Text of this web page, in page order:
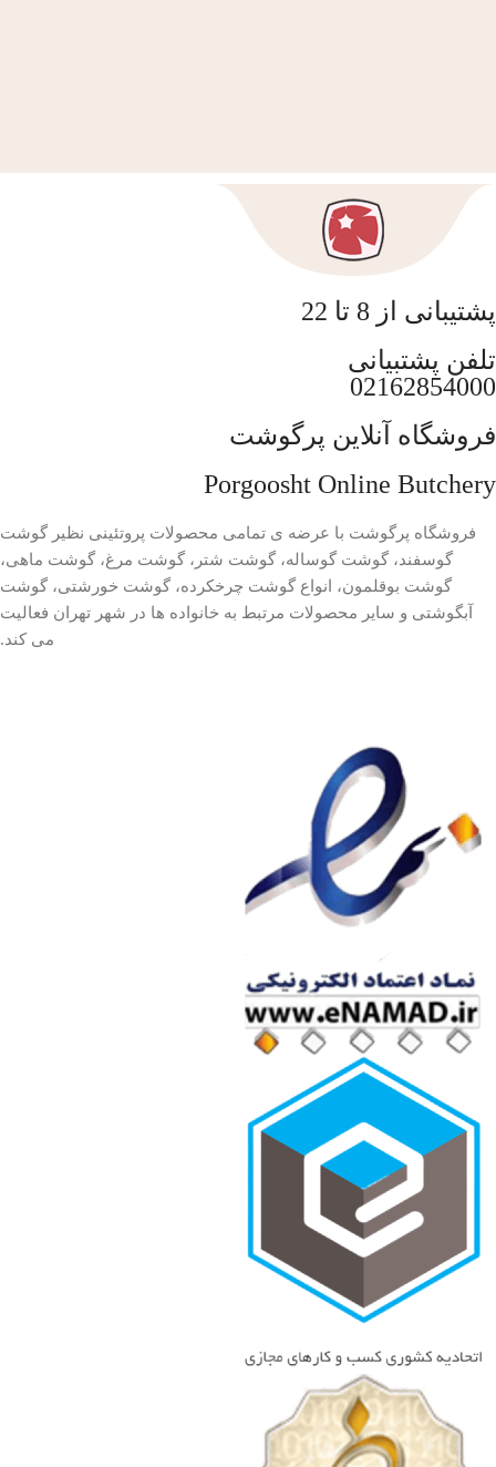
پشتیبانی از 8 تا 22
تلفن پشتبیانی
02162854000
فروشگاه آنلاین پرگوشت
Porgoosht Online Butchery
فروشگاه پرگوشت با عرضه ی تمامی محصولات پروتئینی نظیر گوشت
گوسفند، گوشت گوساله، گوشت شتر، گوشت مرغ، گوشت ماهی،
گوشت بوقلمون، انواع گوشت چرخکرده، گوشت خورشتی، گوشت
آبگوشتی و سایر محصولات مرتبط به خانواده ها در شهر تهران فعالیت
می کند.